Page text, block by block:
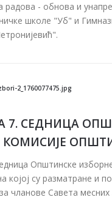
радова - обнова и
школе "Уб" и
7. СЕДНИЦА
КОМИСИЈЕ
Општинске
којој су разматране и
чланове Савета месних